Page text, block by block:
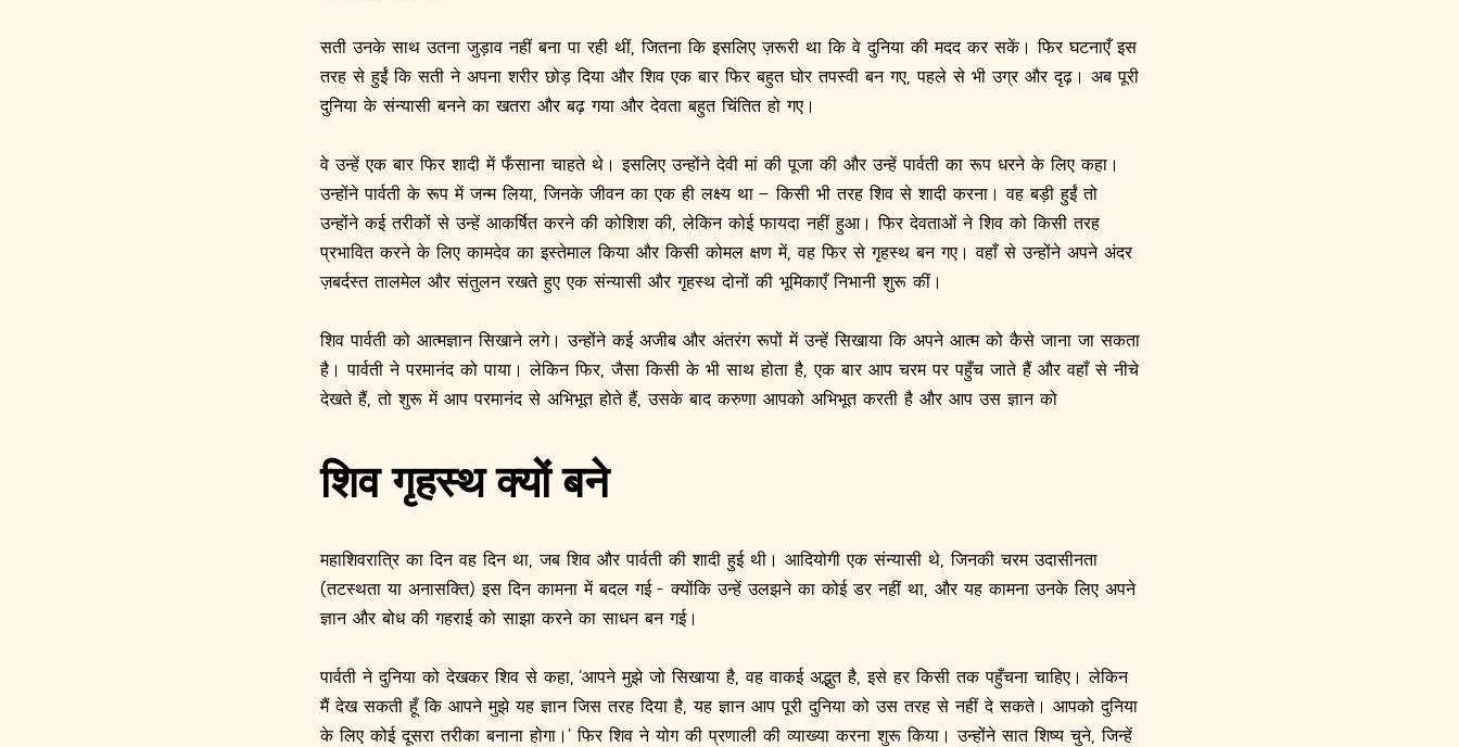
सती उनके साथ उतना जुड़ाव नहीं बना पा रही थीं, जितना कि इसलिए ज़रूरी था कि वे दुनिया की मदद कर सकें। फिर घटनाएँ इस
तरह से हुईं कि सती ने अपना शरीर छोड़ दिया और शिव एक बार फिर बहुत घोर तपस्वी बन गए, पहले से भी उग्र और दृढ़। अब पूरी
दुनिया के संन्यासी बनने का खतरा और बढ़ गया और देवता बहुत चिंतित हो गए।
वे उन्हें एक बार फिर शादी में फँसाना चाहते थे। इसलिए उन्होंने देवी मां की पूजा की और उन्हें पार्वती का रूप धरने के लिए कहा।
उन्होंने पार्वती के रूप में जन्म लिया, जिनके जीवन का एक ही लक्ष्य था – किसी भी तरह शिव से शादी करना। वह बड़ी हुईं तो
उन्होंने कई तरीकों से उन्हें आकर्षित करने की कोशिश की, लेकिन कोई फायदा नहीं हुआ। फिर देवताओं ने शिव को किसी तरह
प्रभावित करने के लिए कामदेव का इस्तेमाल किया और किसी कोमल क्षण में, वह फिर से गृहस्थ बन गए। वहाँ से उन्होंने अपने अंदर
ज़बर्दस्त तालमेल और संतुलन रखते हुए एक संन्यासी और गृहस्थ दोनों की भूमिकाएँ निभानी शुरू कीं।
शिव पार्वती को आत्मज्ञान सिखाने लगे। उन्होंने कई अजीब और अंतरंग रूपों में उन्हें सिखाया कि अपने आत्म को कैसे जाना जा सकता
है। पार्वती ने परमानंद को पाया। लेकिन फिर, जैसा किसी के भी साथ होता है, एक बार आप चरम पर पहुँच जाते हैं और वहाँ से नीचे
देखते हैं, तो शुरू में आप परमानंद से अभिभूत होते हैं, उसके बाद करुणा आपको अभिभूत करती है और आप उस ज्ञान को
शिव गृहस्थ क्यों बने
महाशिवरात्रि का दिन वह दिन था, जब शिव और पार्वती की शादी हुई थी। आदियोगी एक संन्यासी थे, जिनकी चरम उदासीनता
(तटस्थता या अनासक्ति) इस दिन कामना में बदल गई - क्योंकि उन्हें उलझने का कोई डर नहीं था, और यह कामना उनके लिए अपने
ज्ञान और बोध की गहराई को साझा करने का साधन बन गई।
पार्वती ने दुनिया को देखकर शिव से कहा, ‘आपने मुझे जो सिखाया है, वह वाकई अद्भुत है, इसे हर किसी तक पहुँचना चाहिए। लेकिन
मैं देख सकती हूँ कि आपने मुझे यह ज्ञान जिस तरह दिया है, यह ज्ञान आप पूरी दुनिया को उस तरह से नहीं दे सकते। आपको दुनिया
के लिए कोई दूसरा तरीका बनाना होगा।’ फिर शिव ने योग की प्रणाली की व्याख्या करना शुरू किया। उन्होंने सात शिष्य चुने, जिन्हें